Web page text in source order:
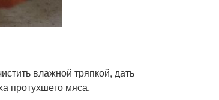
влажной тряпкой, дать
протухшего мяса.